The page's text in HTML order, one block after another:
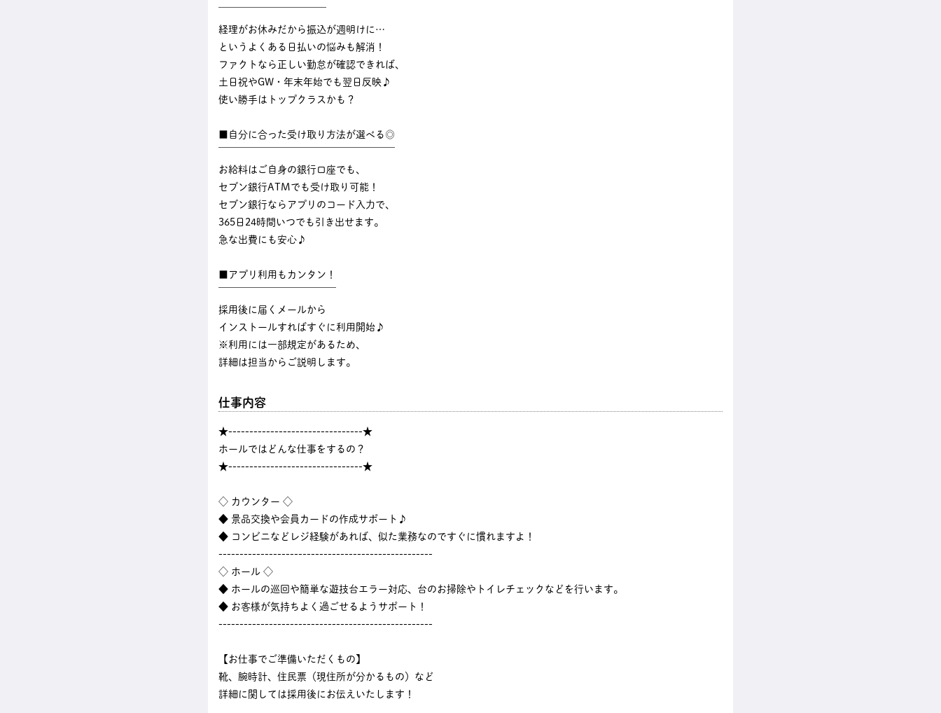
経理がお休みだから振込が週明けに…
というよくある日払いの悩みも解消！
ファクトなら正しい勤怠が確認できれば、
土日祝やGW・年末年始でも翌日反映♪
使い勝手はトップクラスかも？
■自分に合った受け取り方法が選べる◎
お給料はご自身の銀行口座でも、
セブン銀行ATMでも受け取り可能！
セブン銀行ならアプリのコード入力で、
365日24時間いつでも引き出せます。
急な出費にも安心♪
■アプリ利用もカンタン！
採用後に届くメールから
インストールすればすぐに利用開始♪
※利用には一部規定があるため、
詳細は担当からご説明します。
仕事内容
★--------------------------------★
ホールではどんな仕事をするの？
★--------------------------------★
◇ カウンター ◇
◆ 景品交換や会員カードの作成サポート♪
◆ コンビニなどレジ経験があれば、似た業務なのですぐに慣れますよ！
---------------------------------------------------
◇ ホール ◇
◆ ホールの巡回や簡単な遊技台エラー対応、台のお掃除やトイレチェックなどを行います。
◆ お客様が気持ちよく過ごせるようサポート！
---------------------------------------------------
【お仕事でご準備いただくもの】
靴、腕時計、住民票（現住所が分かるもの）など
詳細に関しては採用後にお伝えいたします！